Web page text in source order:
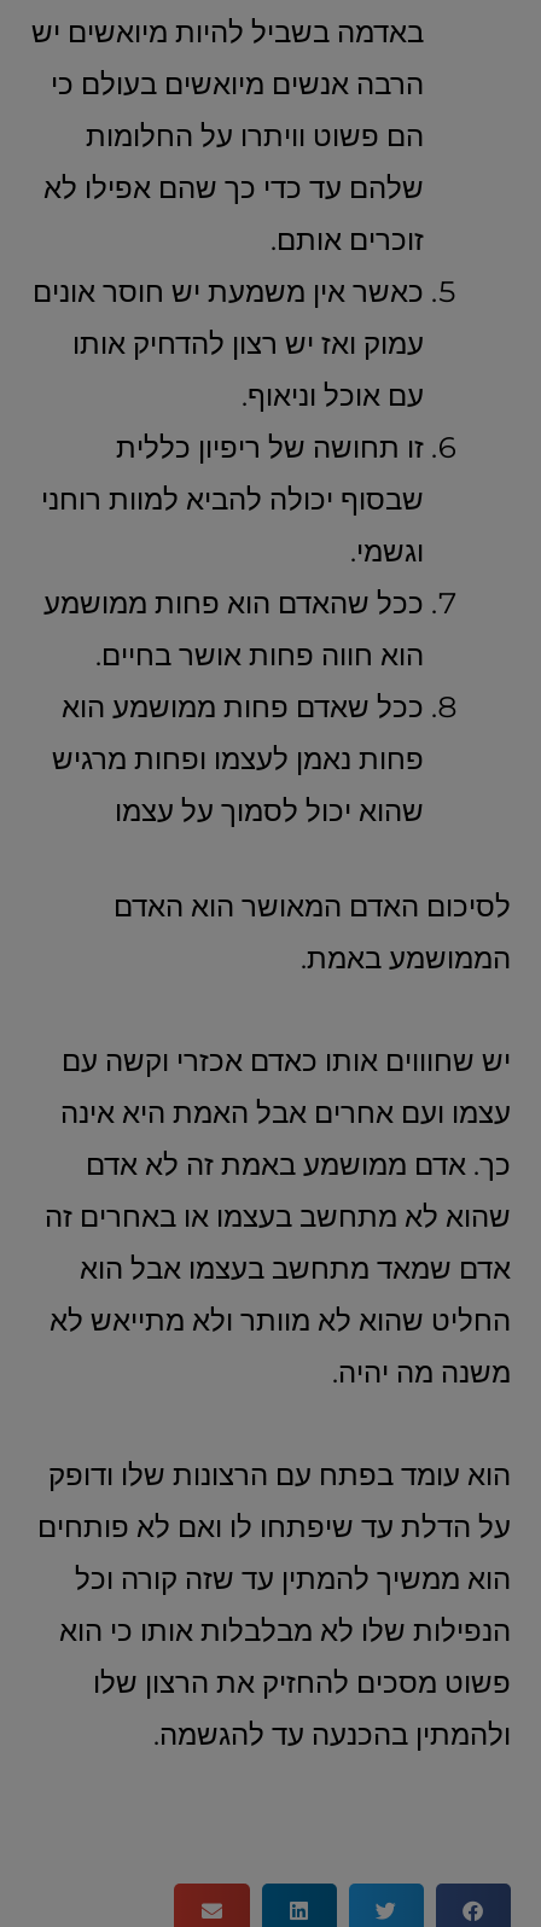
באדמה בשביל להיות מיואשים יש
הרבה אנשים מיואשים בעולם כי
הם פשוט וויתרו על החלומות
שלהם עד כדי כך שהם אפילו לא
זוכרים אותם.
כאשר אין משמעת יש חוסר אונים
עמוק ואז יש רצון להדחיק אותו
עם אוכל וניאוף.
זו תחושה של ריפיון כללית
שבסוף יכולה להביא למוות רוחני
וגשמי.
ככל שהאדם הוא פחות ממושמע
הוא חווה פחות אושר בחיים.
ככל שאדם פחות ממושמע הוא
פחות נאמן לעצמו ופחות מרגיש
שהוא יכול לסמוך על עצמו
לסיכום האדם המאושר הוא האדם
הממושמע באמת.
יש שחוווים אותו כאדם אכזרי וקשה עם
עצמו ועם אחרים אבל האמת היא אינה
כך. אדם ממושמע באמת זה לא אדם
שהוא לא מתחשב בעצמו או באחרים זה
אדם שמאד מתחשב בעצמו אבל הוא
החליט שהוא לא מוותר ולא מתייאש לא
משנה מה יהיה.
הוא עומד בפתח עם הרצונות שלו ודופק
על הדלת עד שיפתחו לו ואם לא פותחים
הוא ממשיך להמתין עד שזה קורה וכל
הנפילות שלו לא מבלבלות אותו כי הוא
פשוט מסכים להחזיק את הרצון שלו
ולהמתין בהכנעה עד להגשמה.